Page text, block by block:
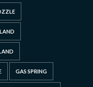
GAS SPRING